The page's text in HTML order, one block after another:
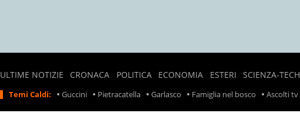
ULTIME NOTIZIE
CRONACA
LOCALI
POLITICA
POLITICI
ECONOMIA
ESTERI
ESTERA
SCIENZA-TECH
Temi Caldi: Guccini Pietracatella Garlasco Famiglia nel bosco Ascolti tv